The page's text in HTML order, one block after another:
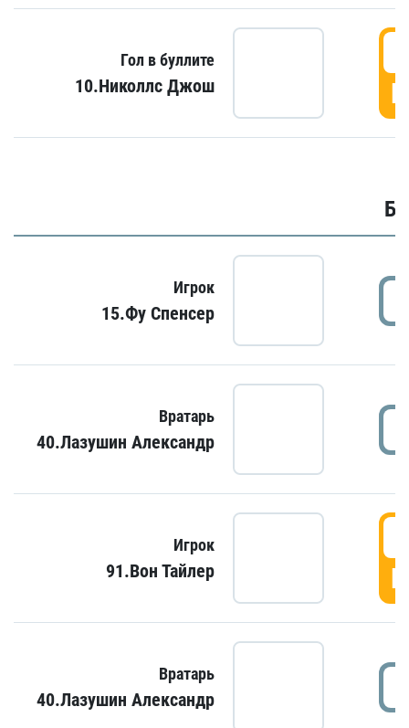
Гол в буллите
10.Николлс Джош
Игрок
15.Фу Спенсер
Вратарь
40.Лазушин Александр
Игрок
91.Вон Тайлер
Вратарь
40.Лазушин Александр